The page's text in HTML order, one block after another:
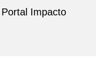
Impacto